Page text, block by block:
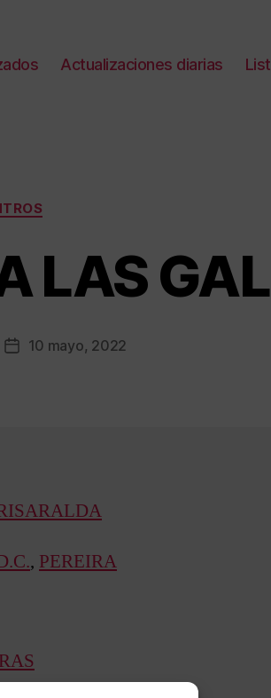
Actualizaciones diarias
Categorías
LAS
Fecha10 mayo, 2022
, PEREIRA